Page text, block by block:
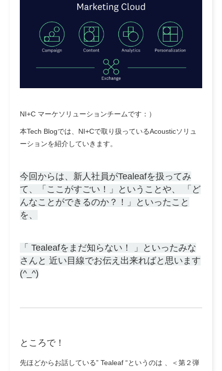
NI+C マーケソリューションチームです：）
本Tech Blogでは、NI+Cで取り扱っているAcousticソリュ
ーションを紹介していきます。
今回からは、新人社員がTealeafを扱ってみ
て、「ここがすごい！」ということや、 「ど
んなことができるのか？！」といったこと
を、
「 Tealeafをまだ知らない！ 」といったみな
さんと 近い目線でお伝え出来ればと思います
(^_^)
ところで！
先ほどからお話している” Tealeaf “というのは 、
＜第２弾